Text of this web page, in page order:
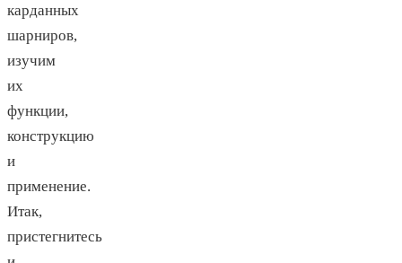
карданных
шарниров,
изучим
их
функции,
конструкцию
и
применение.
Итак,
пристегнитесь